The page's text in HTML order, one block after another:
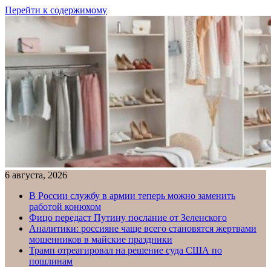
Перейти к содержимому
6 августа, 2026
В России службу в армии теперь можно заменить
работой конюхом
Фицо передаст Путину послание от Зеленского
Аналитики: россияне чаще всего становятся жертвами
мошенников в майские праздники
Трамп отреагировал на решение суда США по
пошлинам